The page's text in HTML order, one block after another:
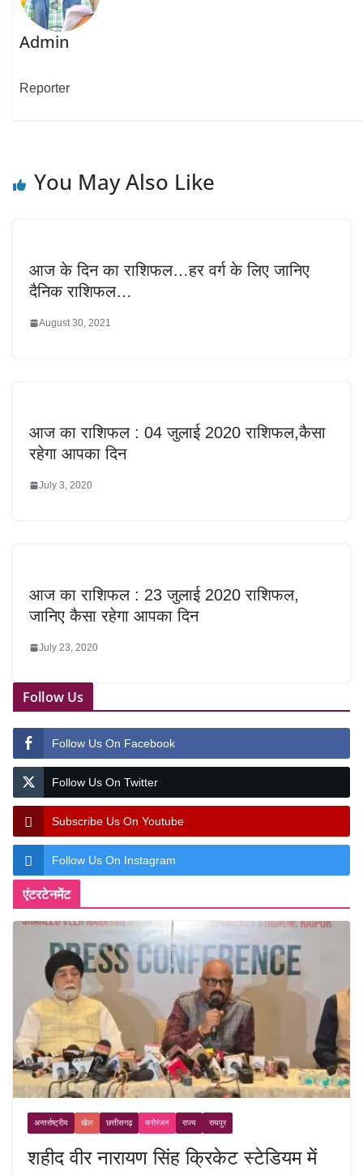
Admin
Reporter
You May Also Like
आज के दिन का राशिफल…हर वर्ग के लिए जानिए
दैनिक राशिफल…
August 30, 2021
आज का राशिफल : 04 जुलाई 2020 राशिफल,कैसा
रहेगा आपका दिन
July 3, 2020
आज का राशिफल : 23 जुलाई 2020 राशिफल,
जानिए कैसा रहेगा आपका दिन
July 23, 2020
Follow Us
Follow Us On Facebook
Follow Us On Twitter
Subscribe Us On Youtube
Follow Us On Instagram
एंटरटेनमेंट
अन्तर्राष्ट्रीय खेल छत्तीसगढ़ मनोरंजन राज्य रायपुर
शहीद वीर नारायण सिंह क्रिकेट स्टेडियम में